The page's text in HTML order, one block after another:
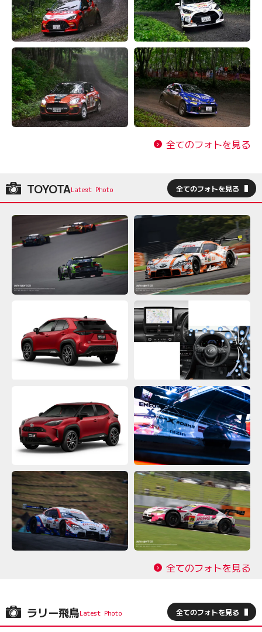
全てのフォトを見る
TOYOTA 全てのフォトを見る
全てのフォトを見る
ラリー飛鳥 全てのフォトを見る